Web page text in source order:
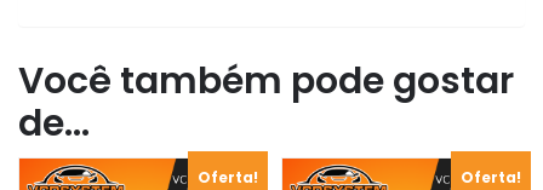
Você também pode gostar
de…
Oferta! Oferta!